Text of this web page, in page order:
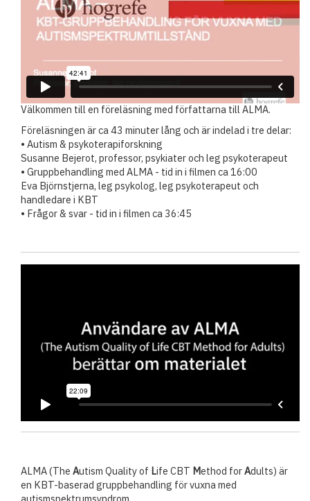
Välkommen till en föreläsning med författarna till ALMA.
Föreläsningen är ca 43 minuter lång och är indelad i tre delar:
• Autism & psykoterapiforskning
Susanne Bejerot, professor, psykiater och leg psykoterapeut
• Gruppbehandling med ALMA - tid in i filmen ca 16:00
Eva Björnstjerna, leg psykolog, leg psykoterapeut och
handledare i KBT
• Frågor & svar - tid in i filmen ca 36:45
ALMA (The Autism Quality of Life CBT Method forAdults) är
en KBT-baserad gruppbehandling för vuxna med